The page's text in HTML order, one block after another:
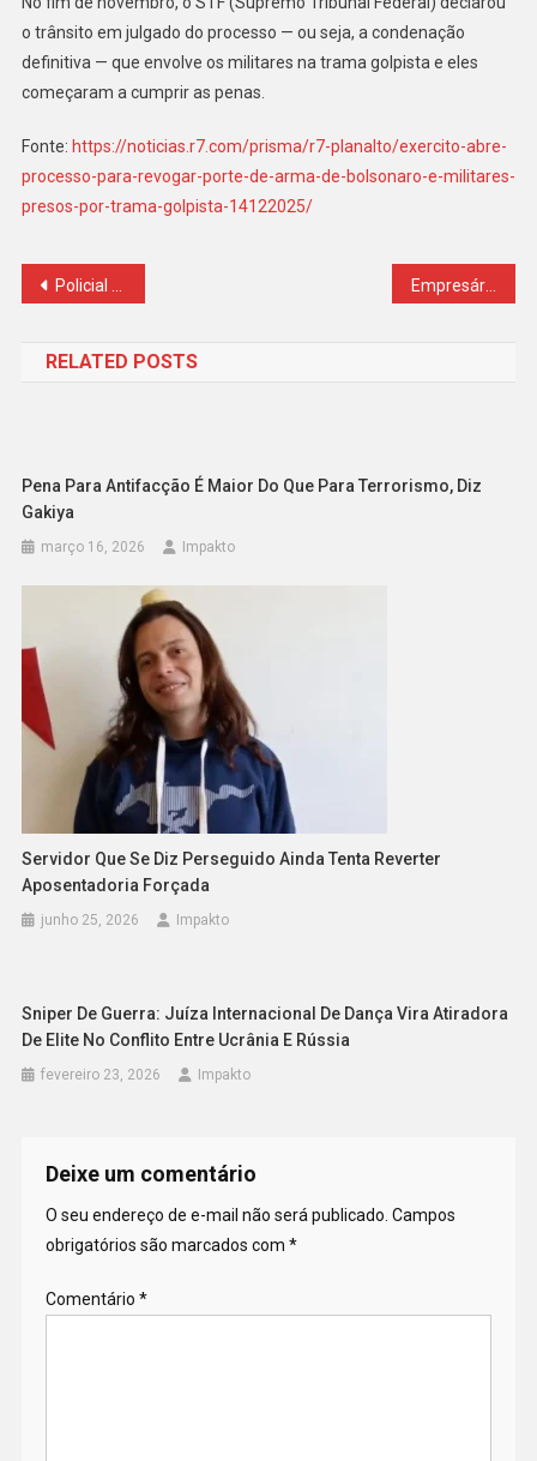
o trânsito em julgado do processo — ou seja, a condenação
definitiva — que envolve os militares na trama golpista e eles
começaram a cumprir as penas.
Fonte: https://noticias.r7.com/prisma/r7-planalto/exercito-abre-
processo-para-revogar-porte-de-arma-de-bolsonaro-e-militares-
presos-por-trama-golpista-14122025/
Navegação
Post
Policial penal é encontrada morta; muro da casa estava pichado: X9 e CV Empresário admite prática de contratar advogados ligados a ministros do STF ‘por prevenção’
RELATED POSTS
Pena Para Antifacção É Maior Do Que Para Terrorismo, Diz
Gakiya
março 16, 2026 Impakto
Servidor Que Se Diz Perseguido Ainda Tenta Reverter
Aposentadoria Forçada
junho 25, 2026 Impakto
Sniper De Guerra: Juíza Internacional De Dança Vira Atiradora
De Elite No Conflito Entre Ucrânia E Rússia
fevereiro 23, 2026 Impakto
Deixe um comentário
O seu endereço de e-mail não será publicado. Campos
obrigatórios são marcados com *
Comentário *